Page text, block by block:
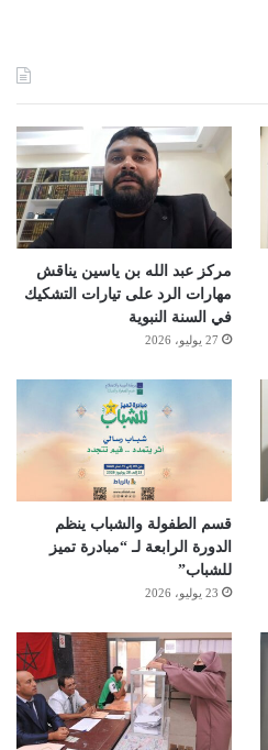
مركز عبد الله بن ياسين يناقش
مهارات الرد على تيارات التشكيك
في السنة النبوية
27 يوليو، 2026
قسم الطفولة والشباب ينظم
الدورة الرابعة لـ “مبادرة تميز
للشباب”
23 يوليو، 2026